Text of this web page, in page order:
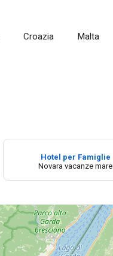
Croazia Malta
Hotel per Famiglie
Novara vacanze mare